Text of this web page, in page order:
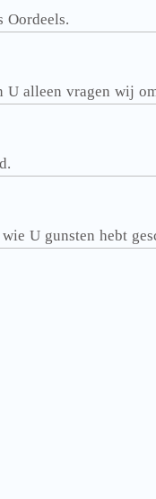
alleen vragen wij
U gunsten hebt